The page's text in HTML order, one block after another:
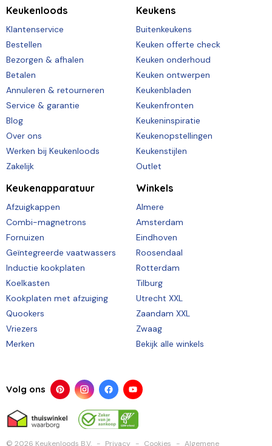
Keukenloods
Klantenservice
Bestellen
Bezorgen & afhalen
Betalen
Annuleren & retourneren
Service & garantie
Blog
Over ons
Werken bij Keukenloods
Zakelijk
Keukens
Buitenkeukens
Keuken offerte check
Keuken onderhoud
Keuken ontwerpen
Keukenbladen
Keukenfronten
Keukeninspiratie
Keukenopstellingen
Keukenstijlen
Outlet
Keukenapparatuur
Afzuigkappen
Combi-magnetrons
Fornuizen
Geïntegreerde vaatwassers
Inductie kookplaten
Koelkasten
Kookplaten met afzuiging
Quookers
Vriezers
Merken
Winkels
Almere
Amsterdam
Eindhoven
Roosendaal
Rotterdam
Tilburg
Utrecht XXL
Zaandam XXL
Zwaag
Bekijk alle winkels
Volg ons
© 2026 Keukenloods B.V. Privacy Cookies Algemene